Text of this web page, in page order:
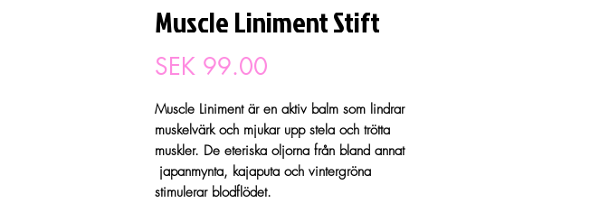
Muscle Liniment Stift
SEK 99.00
Muscle Liniment är en aktiv balm som lindrar
muskelvärk och mjukar upp stela och trötta
muskler. De eteriska oljorna från bland annat
japanmynta, kajaputa och vintergröna
stimulerar blodflödet.